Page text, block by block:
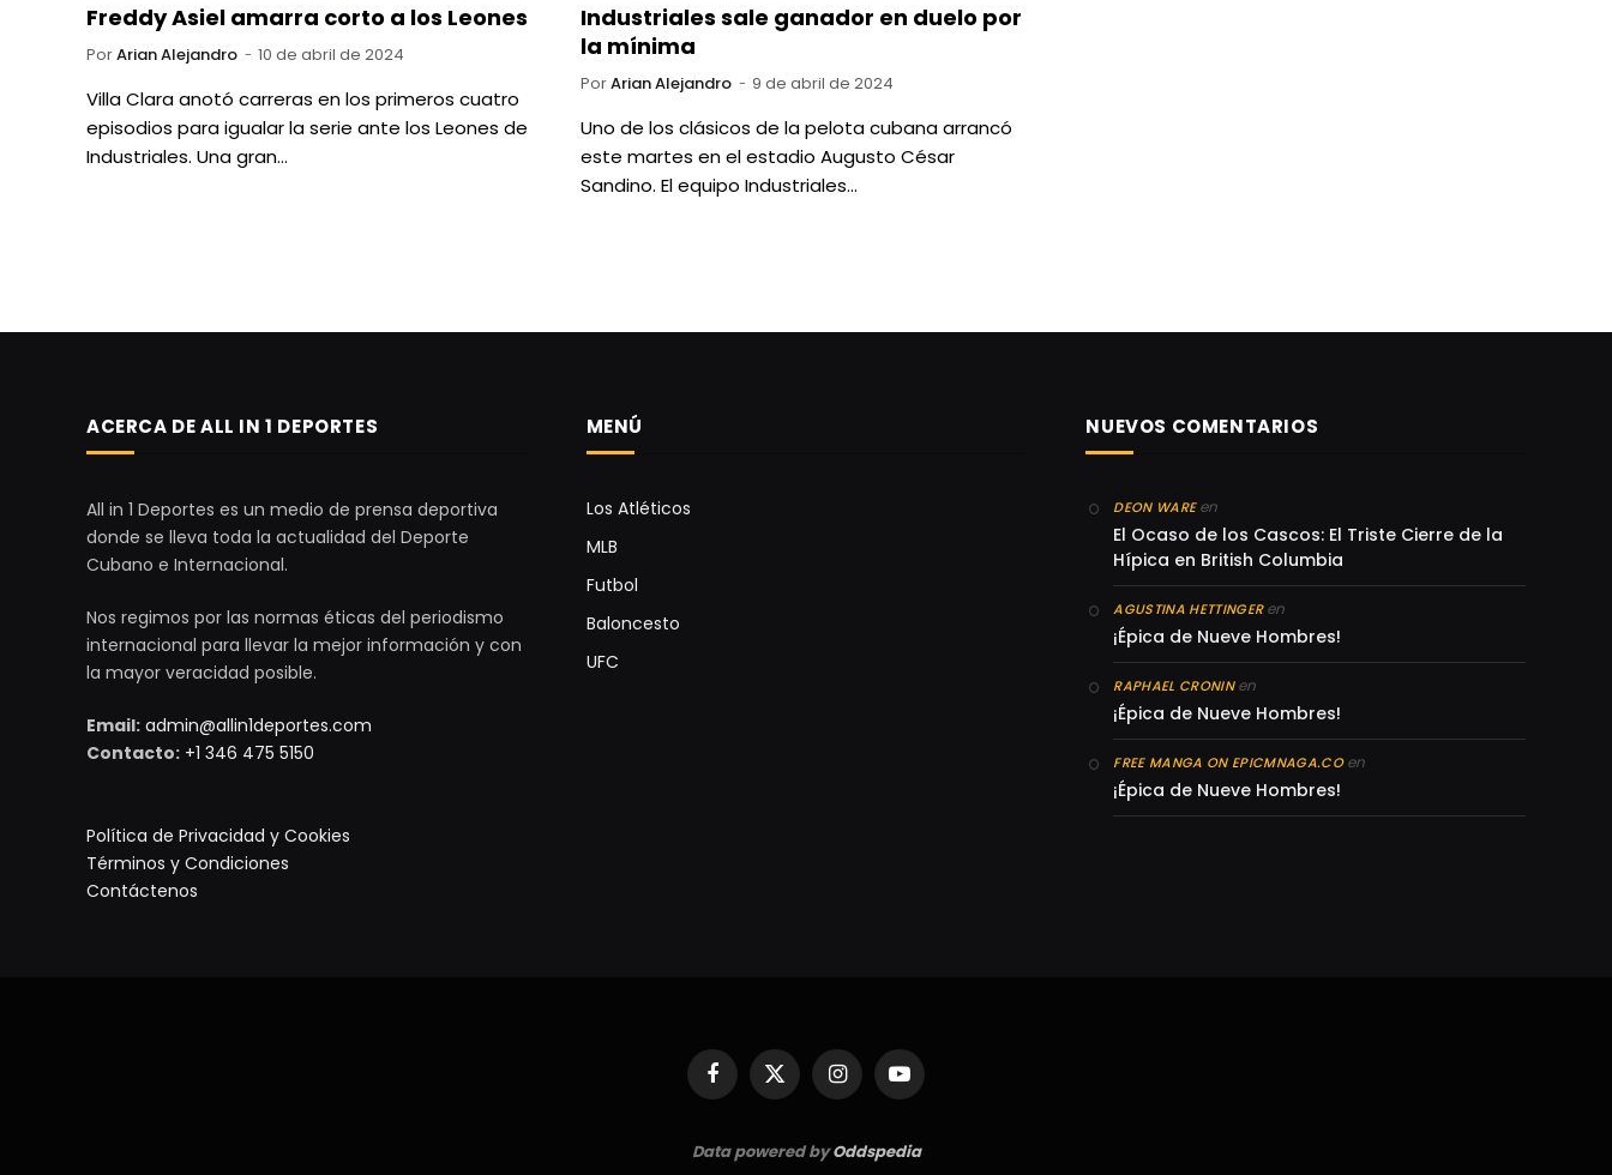
Freddy Asiel amarra corto a los Leones
PorArian Alejandro 10 de abril de 2024
Villa Clara anotó carreras en los primeros cuatro
episodios para igualar la serie ante los Leones de
Industriales. Una gran…
Industriales sale ganador en duelo por
la mínima
PorArian Alejandro 9 de abril de 2024
Uno de los clásicos de la pelota cubana arrancó
este martes en el estadio Augusto César
Sandino. El equipo Industriales…
ACERCA DE ALL IN 1 DEPORTES
All in 1 Deportes es un medio de prensa deportiva
donde se lleva toda la actualidad del Deporte
Cubano e Internacional.
Nos regimos por las normas éticas del periodismo
internacional para llevar la mejor información y con
la mayor veracidad posible.
Email: admin@allin1deportes.com
Contacto: +1 346 475 5150
Política de Privacidad y Cookies
Términos y Condiciones
Contáctenos
MENÚ
Los Atléticos
MLB
Futbol
Baloncesto
UFC
NUEVOS COMENTARIOS
DEON WAREen
El Ocaso de los Cascos: El Triste Cierre de la
Hípica en British Columbia
AGUSTINA HETTINGERen
¡Épica de Nueve Hombres!
RAPHAEL CRONINen
¡Épica de Nueve Hombres!
FREE MANGA ON EPICMNAGA.COen
¡Épica de Nueve Hombres!
Facebook
X
(Twitter)
InstagramYouTube
Data powered byOddspedia